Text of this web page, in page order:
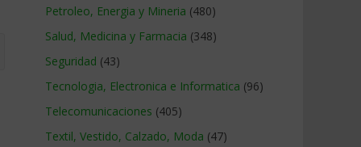
Petroleo, Energia y Mineria (480)
Salud, Medicina y Farmacia (348)
Seguridad (43)
Tecnologia, Electronica e Informatica (96)
Telecomunicaciones (405)
Textil, Vestido, Calzado, Moda (47)